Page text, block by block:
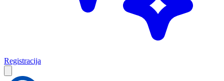
Registracija